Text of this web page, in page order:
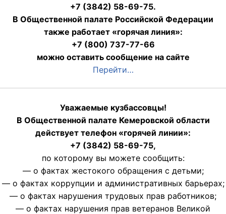
+7 (3842) 58-69-75.
В Общественной палате Российской Федерации
также работает «горячая линия»:
+7 (800) 737-77-66
можно оставить сообщение на сайте
Перейти…
Уважаемые кузбассовцы!
В Общественной палате Кемеровской области
действует телефон «горячей линии»:
+7 (3842) 58-69-75,
по которому вы можете сообщить:
— о фактах жестокого обращения с детьми;
— о фактах коррупции и административных барьерах;
— о фактах нарушения трудовых прав работников;
— о фактах нарушения прав ветеранов Великой